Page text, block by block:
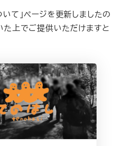
て」ページを更新しましたの
た上でご提供いただけますと